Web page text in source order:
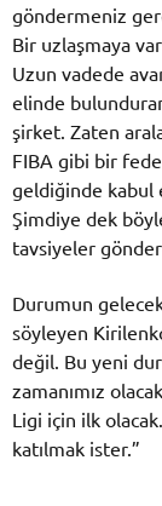
göndermeniz
Bir uzlaşmaya
Uzun vadede
elinde
şirket. Zaten
FIBA gibi bir
geldiğinde kabul
Şimdiye dek
tavsiyeler
Durumun
söyleyen
değil. Bu yeni
zamanımız
Ligi için ilk
katılmak ister.”